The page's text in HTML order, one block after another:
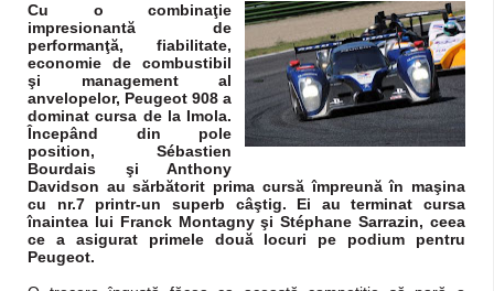
Cu o combinaţie
impresionantă de
performanţă, fiabilitate,
economie de combustibil
şi management al
anvelopelor, Peugeot 908 a
dominat cursa de la Imola.
Începând din pole
position, Sébastien
Bourdais şi Anthony
Davidson au sărbătorit prima cursă împreună în maşina
cu nr.7 printr-un superb câştig. Ei au terminat cursa
înaintea lui Franck Montagny şi Stéphane Sarrazin, ceea
ce a asigurat primele două locuri pe podium pentru
Peugeot.